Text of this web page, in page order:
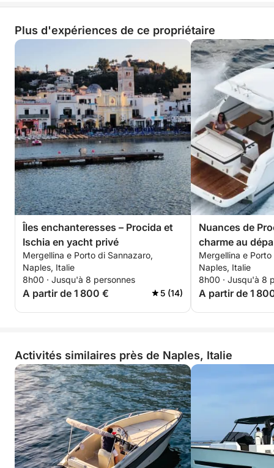
Plus d'expériences de ce propriétaire
Îles enchanteresses – Procida et
Ischia en yacht privé
Mergellina e Porto di Sannazaro,
Naples, Italie
8h00 · Jusqu'à 8 personnes
A partir de 1 800 € 5 (14)
Nuances de
charme au
Mergellina e
Naples, Italie
8h00 · Jusqu'à 8
A partir de 1
Activités similaires près de Naples, Italie